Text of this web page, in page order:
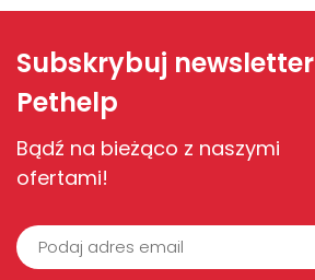
Subskrybuj newsletter
Pethelp
Bądź na bieżąco z naszymi
ofertami!